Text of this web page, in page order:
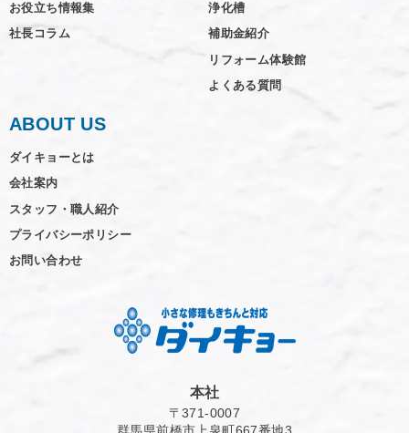
お役立ち情報集
社長コラム
浄化槽
補助金紹介
リフォーム体験館
よくある質問
ABOUT US
ダイキョーとは
会社案内
スタッフ・職人紹介
プライバシーポリシー
お問い合わせ
本社
〒371-0007